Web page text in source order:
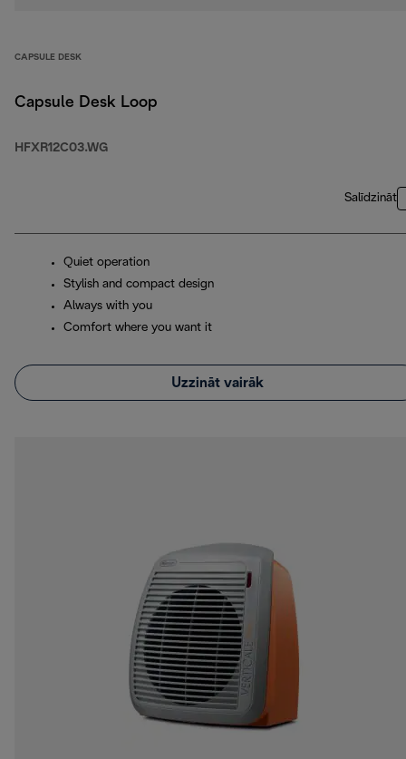
CAPSULE DESK
Capsule Desk Loop
HFXR12C03.WG
Salīdzināt
Quiet operation
Stylish and compact design
Always with you
Comfort where you want it
Uzzināt vairāk